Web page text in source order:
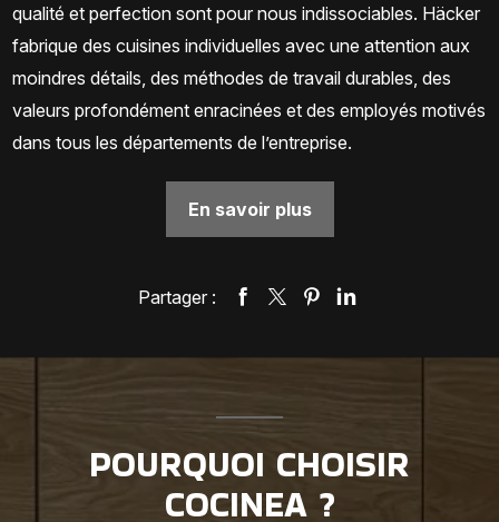
qualité et perfection sont pour nous indissociables. Häcker
fabrique des cuisines individuelles avec une attention aux
moindres détails, des méthodes detravail durables, des
valeurs profondément enracinées et des employés motivés
dans tous les départements de l’entreprise.
En savoir plus
Partager :
POURQUOI CHOISIR
COCINEA ?